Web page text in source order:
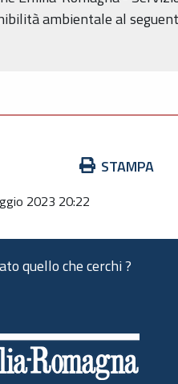
ambientale al
STAMPA
2023 20:22
quello che cerchi ?